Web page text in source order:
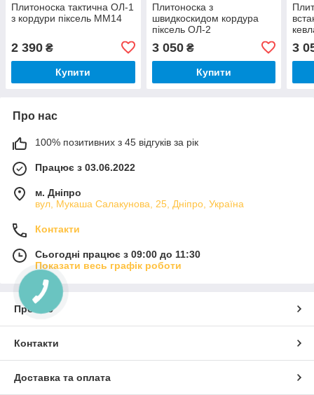
Плитоноска тактична ОЛ-1
з кордури піксель ММ14
2 390 ₴
Купити
Плитоноска з
швидкоскидом кордура
піксель ОЛ-2
3 050₴
Купити
3
Про нас
100% позитивних з 45 відгуків за рік
Працює з 03.06.2022
м. Дніпро
вул, Мукаша Салакунова, 25, Дніпро, Україна
Контакти
Сьогодні працює з 09:00 до 11:30
Показати весь графік роботи
Про нас
Контакти
Доставка та оплата